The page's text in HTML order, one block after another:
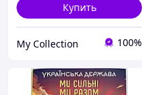
Купить
My Collection 100%